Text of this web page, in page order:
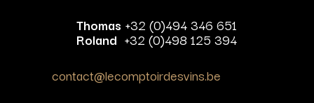
Thomas +32 (0)494 346 651
Roland +32 (0)498 125 394
contact@lecomptoirdesvins.be